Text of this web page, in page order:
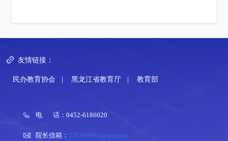
友情链接：
民办教育协会 | 黑龙江省教育厅 | 教育部
电 话：0452-6186020
院长信箱： 270369681@qq.com